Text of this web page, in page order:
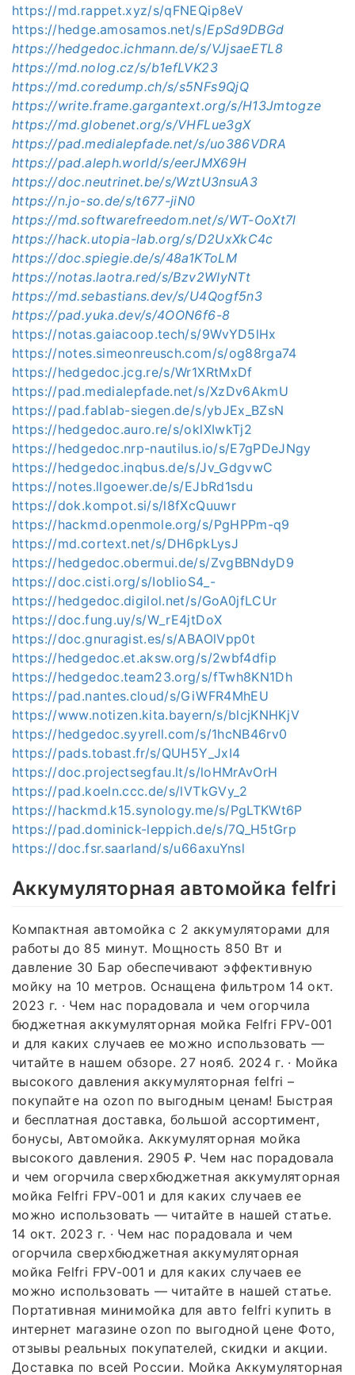
https://md.rappet.xyz/s/qFNEQip8eV
https://hedge.amosamos.net/s/EpSd9DBGd
https://hedgedoc.ichmann.de/s/VJjsaeETL8
https://md.nolog.cz/s/b1efLVK23
https://md.coredump.ch/s/s5NFs9QjQ
https://write.frame.gargantext.org/s/H13Jmtogze
https://md.globenet.org/s/VHFLue3gX
https://pad.medialepfade.net/s/uo386VDRA
https://pad.aleph.world/s/eerJMX69H
https://doc.neutrinet.be/s/WztU3nsuA3
https://n.jo-so.de/s/t677-jiN0
https://md.softwarefreedom.net/s/WT-OoXt7l
https://hack.utopia-lab.org/s/D2UxXkC4c
https://doc.spiegie.de/s/48a1KToLM
https://notas.laotra.red/s/Bzv2WIyNTt
https://md.sebastians.dev/s/U4Qogf5n3
https://pad.yuka.dev/s/4OON6f6-8
https://notas.gaiacoop.tech/s/9WvYD5lHx
https://notes.simeonreusch.com/s/og88rga74
https://hedgedoc.jcg.re/s/Wr1XRtMxDf
https://pad.medialepfade.net/s/XzDv6AkmU
https://pad.fablab-siegen.de/s/ybJEx_BZsN
https://hedgedoc.auro.re/s/oklXIwkTj2
https://hedgedoc.nrp-nautilus.io/s/E7gPDeJNgy
https://hedgedoc.inqbus.de/s/Jv_GdgvwC
https://notes.llgoewer.de/s/EJbRd1sdu
https://dok.kompot.si/s/l8fXcQuuwr
https://hackmd.openmole.org/s/PgHPPm-q9
https://md.cortext.net/s/DH6pkLysJ
https://hedgedoc.obermui.de/s/ZvgBBNdyD9
https://doc.cisti.org/s/IobIioS4_-
https://hedgedoc.digilol.net/s/GoA0jfLCUr
https://doc.fung.uy/s/W_rE4jtDoX
https://doc.gnuragist.es/s/ABAOlVpp0t
https://hedgedoc.et.aksw.org/s/2wbf4dfip
https://hedgedoc.team23.org/s/fTwh8KN1Dh
https://pad.nantes.cloud/s/GiWFR4MhEU
https://www.notizen.kita.bayern/s/blcjKNHKjV
https://hedgedoc.syyrell.com/s/1hcNB46rv0
https://pads.tobast.fr/s/QUH5Y_JxI4
https://doc.projectsegfau.lt/s/loHMrAvOrH
https://pad.koeln.ccc.de/s/lVTkGVy_2
https://hackmd.k15.synology.me/s/PgLTKWt6P
https://pad.dominick-leppich.de/s/7Q_H5tGrp
https://doc.fsr.saarland/s/u66axuYnsl
Аккумуляторная автомойка felfri
Компактная автомойка с 2 аккумуляторами для
работы до 85 минут. Мощность 850 Вт и
давление 30 Бар обеспечивают эффективную
мойку на 10 метров. Оснащена фильтром 14 окт.
2023 г. · Чем нас порадовала и чем огорчила
бюджетная аккумуляторная мойка Felfri FPV-001
и для каких случаев ее можно использовать —
читайте в нашем обзоре. 27 нояб. 2024 г. · Мойка
высокого давления аккумуляторная felfri –
покупайте на ozon по выгодным ценам! Быстрая
и бесплатная доставка, большой ассортимент,
бонусы, Автомойка. Аккумуляторная мойка
высокого давления. 2905 ₽. Чем нас порадовала
и чем огорчила сверхбюджетная аккумуляторная
мойка Felfri FPV-001 и для каких случаев ее
можно использовать — читайте в нашей статье.
14 окт. 2023 г. · Чем нас порадовала и чем
огорчила сверхбюджетная аккумуляторная
мойка Felfri FPV-001 и для каких случаев ее
можно использовать — читайте в нашей статье.
Портативная минимойка для авто felfri купить в
интернет магазине ozon по выгодной цене Фото,
отзывы реальных покупателей, скидки и акции.
Доставка по всей России. Мойка Аккумуляторная